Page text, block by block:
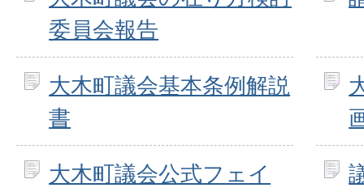
委員会報告
大木町議会基本条例解説
書
大木町議会公式フェイ